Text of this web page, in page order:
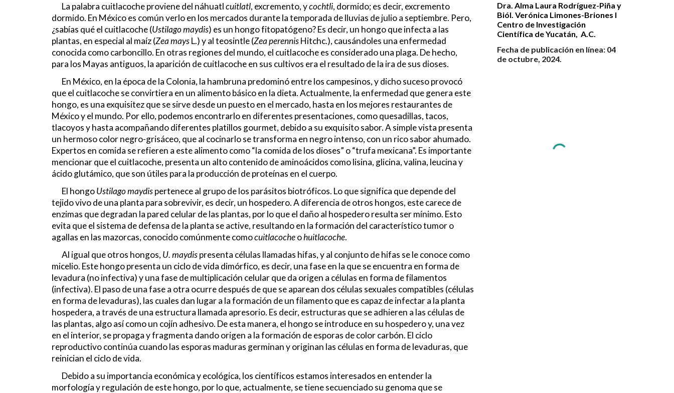
La palabra cuitlacoche proviene del náhuatlcuitlatl, excremento, ycochtli, dormido; es decir, excremento
dormido. En México es común verlo en los mercados durante la temporada de lluvias de julio a septiembre. Pero,
¿sabías qué el cuitlacoche (Ustilago maydis) es un hongo fitopatógeno? Es decir, un hongo que infecta a las
plantas, en especial al maíz (Zea maysL.) y al teosintle (Zea perennisHitchc.), causándoles una enfermedad
conocida como carboncillo. En otras regiones del mundo, el cuitlacoche es considerado una plaga. De hecho,
para los Mayas antiguos, la aparición de cuitlacoche en sus cultivos era el resultado de la ira de sus dioses.
En México, en la época de la Colonia, la hambruna predominó entre los campesinos, y dicho suceso provocó
que el cuitlacoche se convirtiera en un alimento básico en la dieta. Actualmente, la enfermedad que genera este
hongo, es una exquisitez que se sirve desde un puesto en el mercado, hasta en los mejores restaurantes de
México y el mundo. Por ello, podemos encontrarlo en diferentes presentaciones, como quesadillas, tacos,
tlacoyos y hasta acompañando diferentes platillos gourmet, debido a su exquisito sabor. A simple vista presenta
un hermoso color negro-grisáceo, que al cocinarlo se transforma en negro intenso, con un rico sabor ahumado.
Expertos en comida se refieren a este alimento como “la comida de los dioses” o “trufa mexicana”. Es importante
mencionar que el cuitlacoche, presenta un alto contenido de aminoácidos como lisina, glicina, valina, leucina y
ácido glutámico, que son útiles para la producción de proteínas en el cuerpo.
El hongoUstilago maydispertenece al grupo de los parásitos biotróficos. Lo que significa que depende del
tejido vivo de una planta para sobrevivir, es decir, un hospedero. A diferencia de otros hongos, este carece de
enzimas que degradan la pared celular de las plantas, por lo que el daño al hospedero resulta ser mínimo. Esto
evita que el sistema de defensa de la planta se active, resultando en la formación del característico tumor o
agallas en las mazorcas, conocido comúnmente comocuitlacocheohuitlacoche.
Al igual que otros hongos, U. maydispresenta células llamadas hifas, y al conjunto de hifas se le conoce como
micelio. Este hongo presenta un ciclo de vida dimórfico, es decir, una fase en la que se encuentra en forma de
levadura (no infectiva) y una fase de multiplicación celular que da origen a células en forma de filamentos
(infectiva). El paso de una fase a otra ocurre después de que se aparean dos células sexuales compatibles (células
en forma de levaduras), las cuales dan lugar a la formación de un filamento que es capaz de infectar a la planta
hospedera, a través de una estructura llamada apresorio. Es decir, estructuras que se adhieren a las células de
las plantas, algo así como un cojín adhesivo. De esta manera, el hongo se introduce en su hospedero y, una vez
en el interior, se propaga y fragmenta dando origen a la formación de esporas de color carbón. El ciclo
reproductivo continúa cuando las esporas maduras germinan y originan las células en forma de levaduras, que
reinician el ciclo de vida.
Debido a su importancia económica y ecológica, los científicos estamos interesados en entender la
morfología y regulación de este hongo, por lo que, actualmente, se tiene secuenciado su genoma que se
Dra. Alma Laura Rodríguez-Piña y
Biól. Verónica Limones-Briones I
Centro de Investigación
Científica de Yucatán, A.C.
Fecha de publicación en línea: 04
de octubre, 2024.